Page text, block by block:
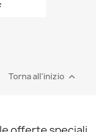
Torna all'inizio 